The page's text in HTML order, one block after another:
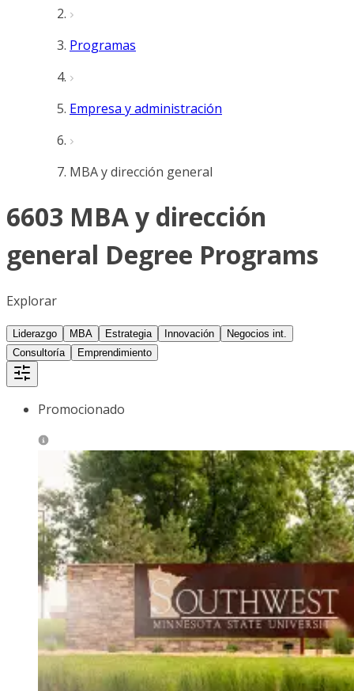
Programas
Empresa y administración
MBA y dirección general
6603 MBA y dirección
general Degree Programs
Explorar
Liderazgo MBA Estrategia Innovación
Negocios int.
Consultoría
Emprendimiento
Promocionado